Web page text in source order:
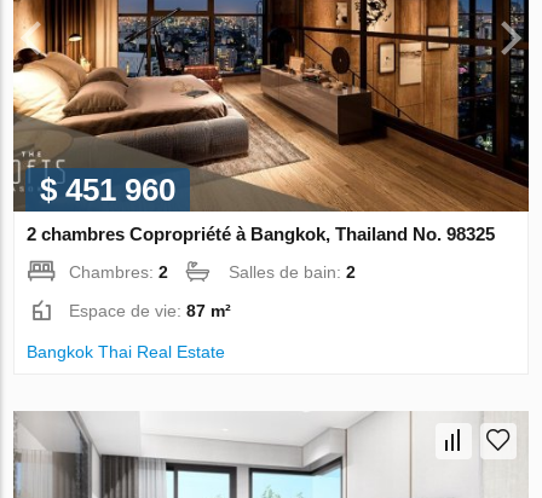
$ 451 960
2 chambres Copropriété à Bangkok, Thailand No. 98325
Chambres:2 Salles de bain:2
Espace de vie:87 m²
Bangkok Thai Real Estate